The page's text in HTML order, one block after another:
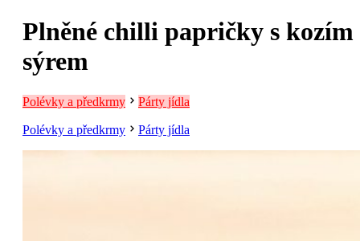
Plněné chilli papričky s kozím
sýrem
Polévky a předkrmy Párty jídla
Polévky a předkrmy Párty jídla